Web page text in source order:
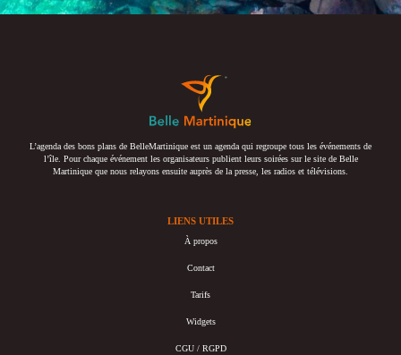
L’agenda des bons plans de BelleMartinique est un agenda qui regroupe tous les événements de
l’île. Pour chaque événement les organisateurs publient leurs soirées sur le site de Belle
Martinique que nous relayons ensuite auprès de la presse, les radios et télévisions.
LIENS UTILES
À propos
Contact
Tarifs
Widgets
CGU / RGPD